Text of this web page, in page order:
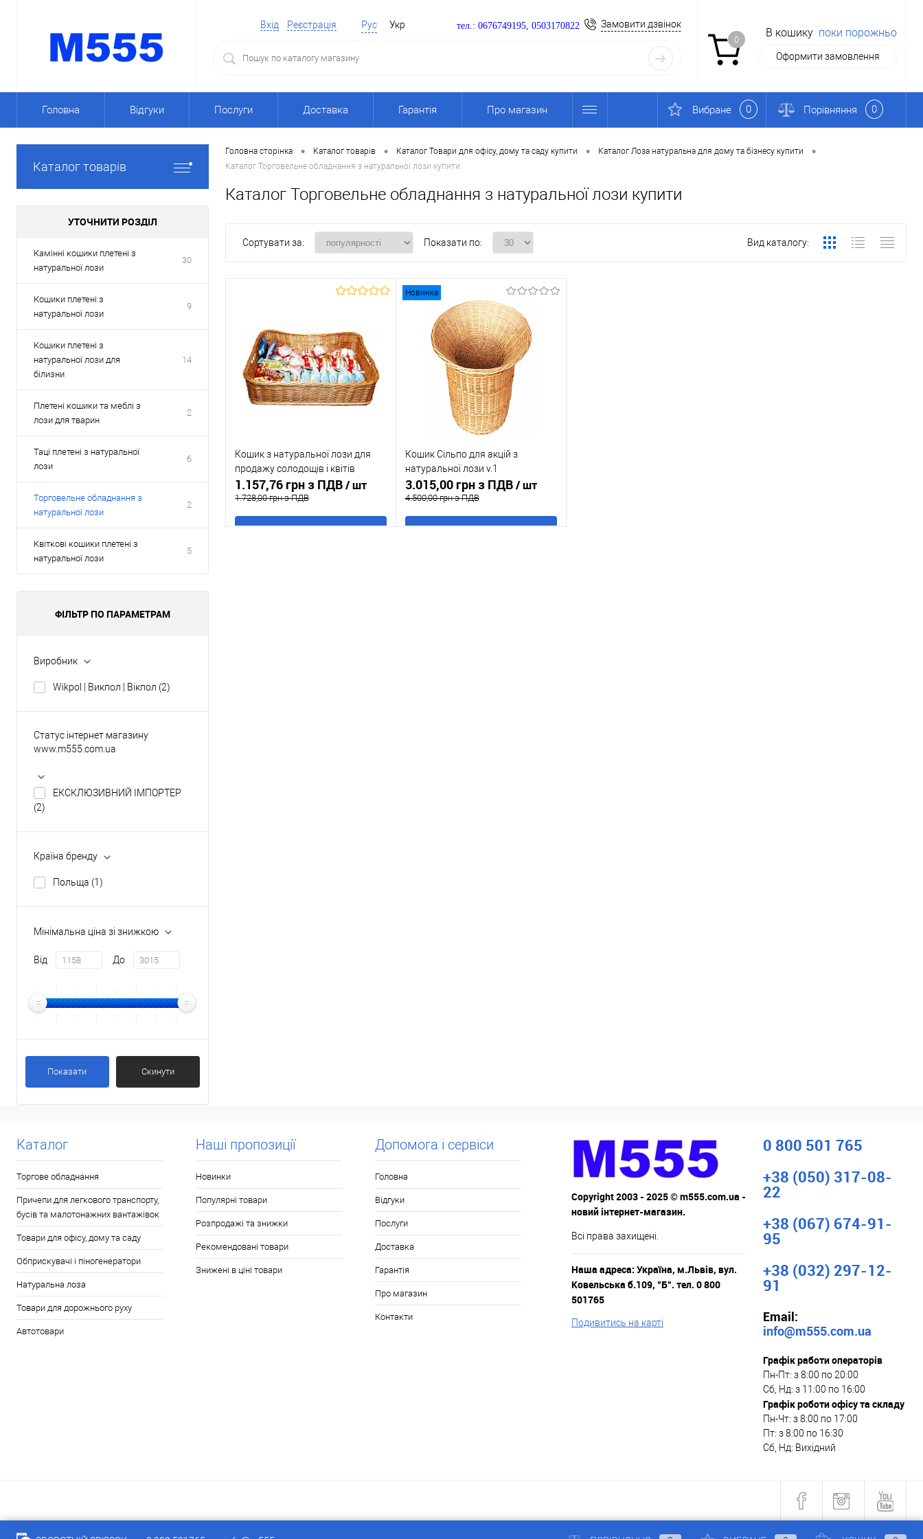
Вхід Реєстрація Рус Укр тел.: 0676749195, 0503170822 Замовити дзвінок
0
В кошику поки порожньо
Оформити замовлення
Головна Відгуки Послуги Доставка Гарантія Про магазин Вибране 0 Порівняння 0
Каталог товарів
УТОЧНИТИ РОЗДІЛ
Камінні кошики плетені з
натуральної лози
30
Кошики плетені з
натуральної лози
9
Кошики плетені з
натуральної лози для
білизни
14
Плетені кошики та меблі з
лози для тварин
2
Таці плетені з натуральної
лози
6
Торговельне обладнання з
натуральної лози
2
Квіткові кошики плетені з
натуральної лози
5
ФІЛЬТР ПО ПАРАМЕТРАМ
Виробник
Wikpol | Викпол | Вікпол (2)
Статус інтернет магазину
www.m555.com.ua
ЕКСКЛЮЗИВНИЙ ІМПОРТЕР
(2)
Країна бренду
Польща (1)
Мінімальна ціна зі знижкою
Від До
Показати Скинути
Головна сторінка • Каталог товарів • Каталог Товари для офісу, дому та саду купити • Каталог Лоза натуральна для дому та бізнесу купити •
Каталог Торговельне обладнання з натуральної лози купити
Каталог Торговельне обладнання з натуральної лози купити
Сортувати за: Показати по: Вид каталогу:
Кошик з натуральної лози для
продажу солодощів і квітів
1.157,76 грн з ПДВ/ шт
1.728,00 грн з ПДВ
Новинка
Кошик Сільпо для акцій з
натуральної лози v.1
3.015,00 грн з ПДВ/ шт
4.500,00 грн з ПДВ
Каталог
Торгове обладнання
Причепи для легкового транспорту,
бусів та малотонажних вантажівок
Товари для офісу, дому та саду
Обприскувачі і піногенератори
Натуральна лоза
Товари для дорожнього руху
Автотовари
Наші пропозиції
Новинки
Популярні товари
Розпродажі та знижки
Рекомендовані товари
Знижені в ціні товари
Допомога і сервіси
Головна
Відгуки
Послуги
Доставка
Гарантія
Про магазин
Контакти
Copyright 2003 - 2025 © m555.com.ua -
новий інтернет-магазин.
Всі права захищені.
Наша адреса: Україна, м.Львів, вул.
Ковельська б.109, "Б". тел. 0 800
501765
Подивитись на карті
0 800 501 765
+38 (050) 317-08-
22
+38 (067) 674-91-
95
+38 (032) 297-12-
91
Email:
info@m555.com.ua
Графік работи операторів
Пн-Пт: з 8:00 по 20:00
Сб, Нд: з 11:00 по 16:00
Графік роботи офісу та складу
Пн-Чт: з 8:00 по 17:00
Пт: з 8:00 по 16:30
Сб, Нд: Вихідний